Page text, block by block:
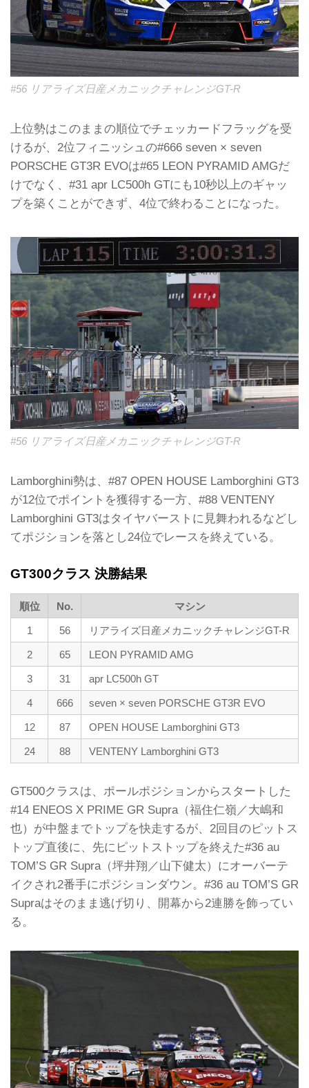
#56 リアライズ日産メカニックチャレンジGT-R
上位勢はこのままの順位でチェッカードフラッグを受
けるが、2位フィニッシュの#666 seven × seven
PORSCHE GT3R EVOは#65 LEON PYRAMID AMGだ
けでなく、#31 apr LC500h GTにも10秒以上のギャッ
プを築くことができず、4位で終わることになった。
#56 リアライズ日産メカニックチャレンジGT-R
Lamborghini勢は、#87 OPEN HOUSE Lamborghini GT3
が12位でポイントを獲得する一方、#88 VENTENY
Lamborghini GT3はタイヤバーストに見舞われるなどし
てポジションを落とし24位でレースを終えている。
GT300クラス 決勝結果
順位 No. マシン
1 56 リアライズ日産メカニックチャレンジGT-R
2 65 LEON PYRAMID AMG
3 31 apr LC500h GT
4 666 seven × seven PORSCHE GT3R EVO
12 87 OPEN HOUSE Lamborghini GT3
24 88 VENTENY Lamborghini GT3
GT500クラスは、ポールポジションからスタートした
#14 ENEOS X PRIME GR Supra（福住仁嶺／大嶋和
也）が中盤までトップを快走するが、2回目のピットス
トップ直後に、先にピットストップを終えた#36 au
TOM’S GR Supra（坪井翔／山下健太）にオーバーテ
イクされ2番手にポジションダウン。#36 au TOM’S GR
Supraはそのまま逃げ切り、開幕から2連勝を飾ってい
る。